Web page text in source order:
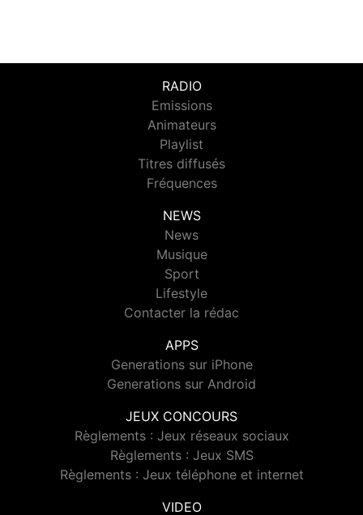
RADIO
Emissions
Animateurs
Playlist
Titres diffusés
Fréquences
NEWS
News
Musique
Sport
Lifestyle
Contacter la rédac
APPS
Generations sur iPhone
Generations sur Android
JEUX CONCOURS
Règlements : Jeux réseaux sociaux
Règlements : Jeux SMS
Règlements : Jeux téléphone et internet
VIDEO